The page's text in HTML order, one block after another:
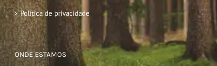
Política de privacidade
ONDE ESTAMOS